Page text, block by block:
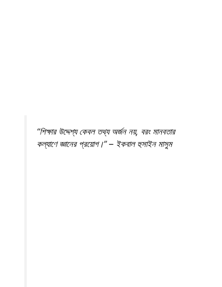
“শিক্ষার উদ্দেশ্য কেবল তথ্য অর্জন নয়, বরং মানবতার
কল্যাণে জ্ঞানের প্রয়োগ।” – ইকবাল হুসাইন মাসুম